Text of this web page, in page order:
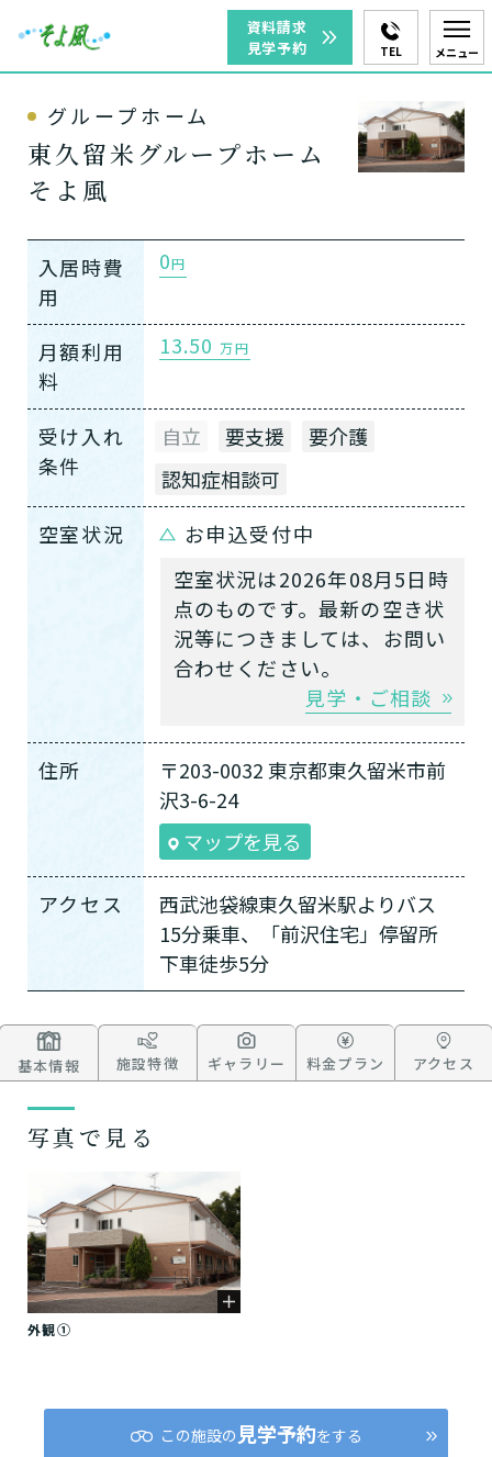
資料請求
見学予約
TEL メニュー
グループホーム
東久留米グループホーム
そよ風
入居時費
用
0円
月額利用
料
13.50 万円
受け入れ
条件
自立 要支援
要介護
認知症相談可
空室状況
お申込受付中
空室状況は2026年08月5日時
点のものです。最新の空き状
況等につきましては、お問い
合わせください。
見学・ご相談
住所
〒203-0032 東京都東久留米市前
沢3-6-24
マップを見る
アクセス
西武池袋線東久留米駅よりバス
15分乗車、「前沢住宅」停留所
下車徒歩5分
基本情報 施設特徴 ギャラリー 料金プラン アクセス
写真で見る
外観①
この施設の 見学予約をする